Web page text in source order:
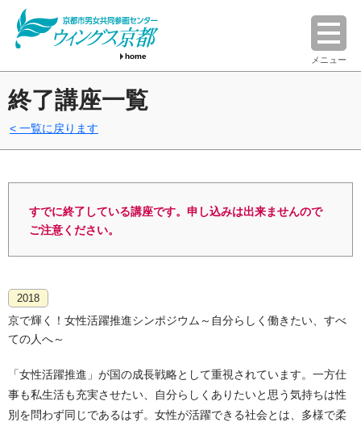
home メニュー
終了講座一覧
一覧に戻ります
すでに終了している講座です。申し込みは出来ませんので
ご注意ください。
2018
京で輝く！女性活躍推進シンポジウム～自分らしく働きたい、すべ
ての人へ～
「女性活躍推進」が国の成長戦略として重視されています。一方仕
事も私生活も充実させたい、自分らしくありたいと思う気持ちは性
別を問わず同じであるはず。女性が活躍できる社会とは、多様で柔